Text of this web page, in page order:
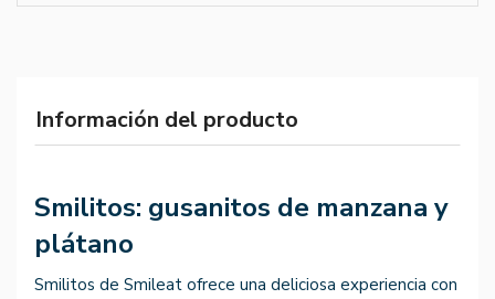
Información del producto
Smilitos: gusanitos de manzana y
plátano
Smilitos de Smileat ofrece una deliciosa experiencia con